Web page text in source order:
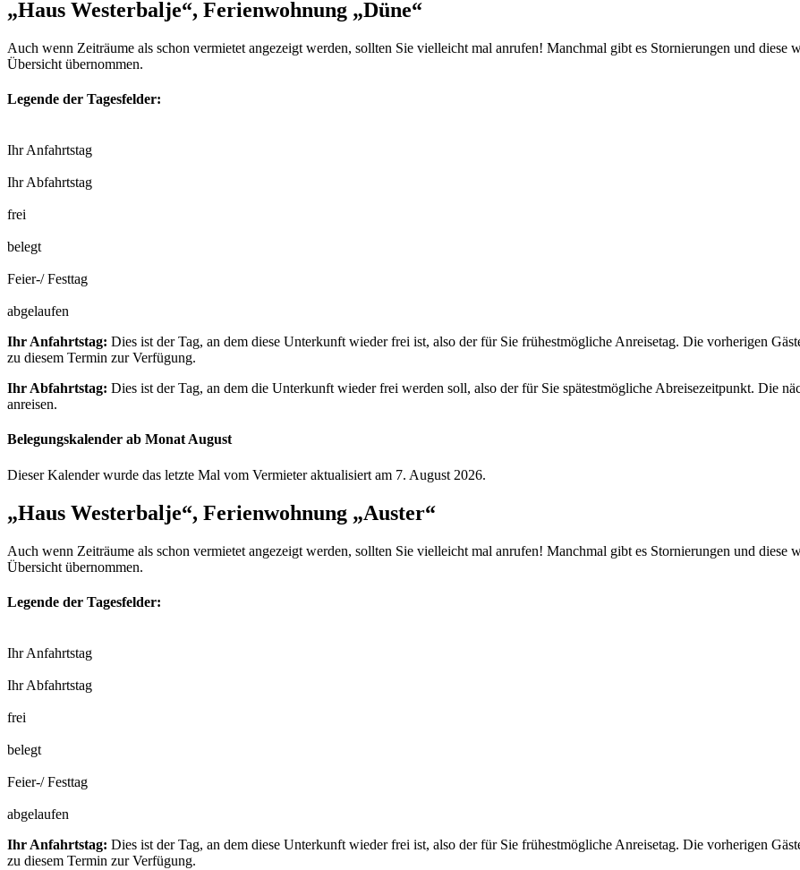
„Haus Westerbalje“, Ferienwohnung „Düne“
Auch wenn Zeiträume als schon vermietet angezeigt werden, sollten Sie vielleicht mal anrufen! Manchmal gibt es Stornierungen und diese
Übersicht übernommen.
Legende der Tagesfelder:
Ihr Anfahrtstag
Ihr Abfahrtstag
frei
belegt
Feier-/ Festtag
abgelaufen
Ihr Anfahrtstag: Dies ist der Tag, an dem diese Unterkunft wieder frei ist, also der für Sie frühestmögliche Anreisetag. Die vorherigen
zu diesem Termin zur Verfügung.
Ihr Abfahrtstag: Dies ist der Tag, an dem die Unterkunft wieder frei werden soll, also der für Sie spätestmögliche Abreisezeitpunkt. Die
anreisen.
Belegungskalender ab Monat August
Dieser Kalender wurde das letzte Mal vom Vermieter aktualisiert am 7. August 2026.
„Haus Westerbalje“, Ferienwohnung „Auster“
Auch wenn Zeiträume als schon vermietet angezeigt werden, sollten Sie vielleicht mal anrufen! Manchmal gibt es Stornierungen und diese
Übersicht übernommen.
Legende der Tagesfelder:
Ihr Anfahrtstag
Ihr Abfahrtstag
frei
belegt
Feier-/ Festtag
abgelaufen
Ihr Anfahrtstag: Dies ist der Tag, an dem diese Unterkunft wieder frei ist, also der für Sie frühestmögliche Anreisetag. Die vorherigen
zu diesem Termin zur Verfügung.